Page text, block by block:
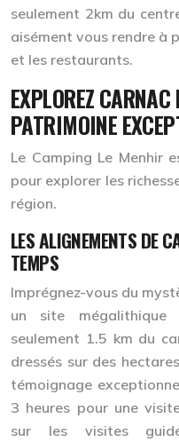
seulement 2km du
aisément vous rendre à
et les restaurants.
EXPLOREZ
PATRIMOINE
Le Camping Le Menhir
pour explorer les
région.
LES ALIGNEMENTS DE
TEMPS
Imprégnez-vous du
un site
seulement 1.5 km du
dressés sur des
témoignage
3 heures pour une
sur les visites